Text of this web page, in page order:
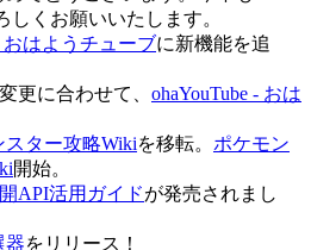
しくお願いいたします。
おはようチューブに新機能を追
更に合わせて、 ohaYouTube - おは
スター攻略Wikiを移転。 ポケモン
開始。
API活用ガイドが発売されまし
器をリリース！